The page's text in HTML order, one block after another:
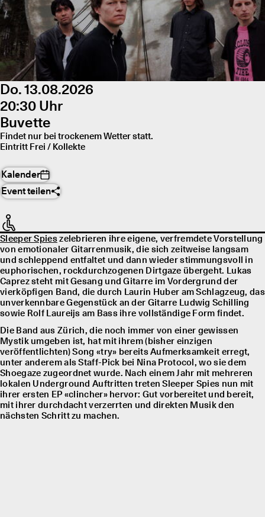
Do. 13.08.2026
20:30 Uhr
Buvette
Findet nur bei trockenem Wetter statt.
Eintritt Frei / Kollekte
Kalender
Event teilen
Sleeper Spieszelebrieren ihre eigene, verfremdete Vorstellung
von emotionaler Gitarrenmusik, die sich zeitweise langsam
und schleppend entfaltet und dann wieder stimmungsvoll in
euphorischen, rockdurchzogenen Dirtgaze übergeht. Lukas
Caprez steht mit Gesang und Gitarre im Vordergrund der
vierköpfigen Band, die durch Laurin Huber am Schlagzeug, das
unverkennbare Gegenstück an der Gitarre Ludwig Schilling
sowie Rolf Laureĳs am Bass ihre vollständige Form findet.
Die Band aus Zürich, die noch immer von einer gewissen
Mystik umgeben ist, hat mit ihrem (bisher einzigen
veröffentlichten) Song «try» bereits Aufmerksamkeit erregt,
unter anderem als Staff-Pick bei Nina Protocol, wo sie dem
Shoegaze zugeordnet wurde. Nach einem Jahr mit mehreren
lokalen Underground Auftritten treten Sleeper Spies nun mit
ihrer ersten EP «clincher» hervor: Gut vorbereitet und bereit,
mit ihrer durchdacht verzerrten und direkten Musik den
nächsten Schritt zu machen.